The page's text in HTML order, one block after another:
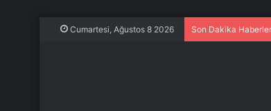
Cumartesi, Ağustos 8 2026 Son Dakika